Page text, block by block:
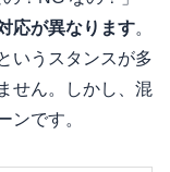
応が異なります。
いうスタンスが多
せん。しかし、混
ンです。